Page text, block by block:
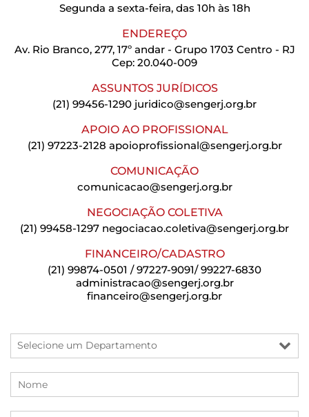
Segunda a sexta-feira, das 10h às 18h
ENDEREÇO
Av. Rio Branco, 277, 17º andar - Grupo 1703 Centro - RJ
Cep: 20.040-009
ASSUNTOS JURÍDICOS
(21) 99456-1290 juridico@sengerj.org.br
APOIO AO PROFISSIONAL
(21) 97223-2128 apoioprofissional@sengerj.org.br
COMUNICAÇÃO
comunicacao@sengerj.org.br
NEGOCIAÇÃO COLETIVA
(21) 99458-1297 negociacao.coletiva@sengerj.org.br
FINANCEIRO/CADASTRO
(21) 99874-0501 / 97227-9091/ 99227-6830
administracao@sengerj.org.br
financeiro@sengerj.org.br